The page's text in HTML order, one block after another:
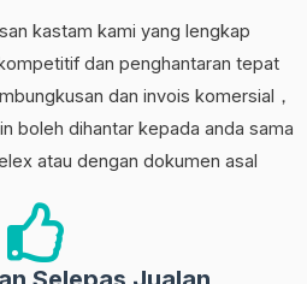
kastam kami yang lengkap
dan penghantaran tepat
dan invois komersial，
boleh dihantar kepada anda sama
atau dengan dokumen asal